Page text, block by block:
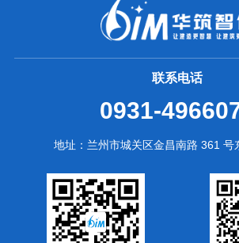
联系电话
0931-
地址：兰州市城关区金昌南路 361 号